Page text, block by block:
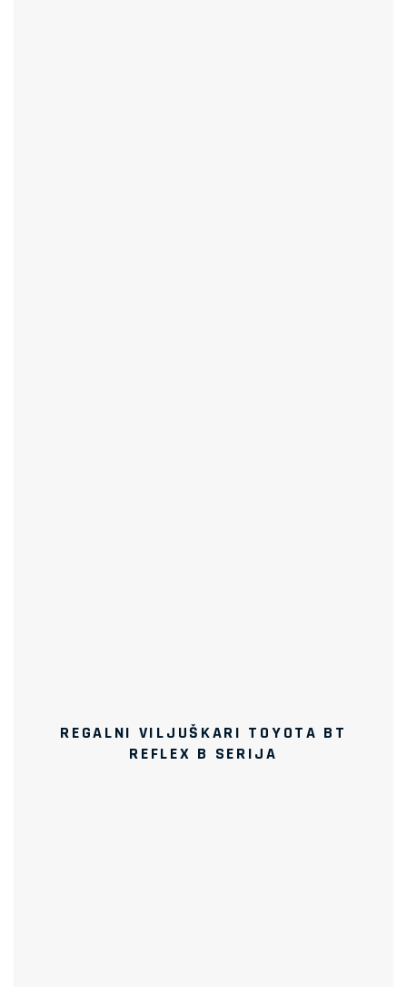
REGALNI VILJUŠKARI TOYOTA BT
REFLEX B SERIJA